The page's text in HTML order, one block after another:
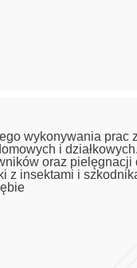
wykonywania prac
i
oraz pielęgnacji
z insektami i